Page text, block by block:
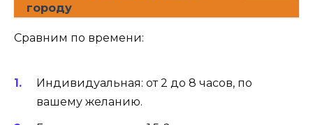
городу
Сравним по времени:
Индивидуальная: от 2 до 8 часов, по
вашему желанию.